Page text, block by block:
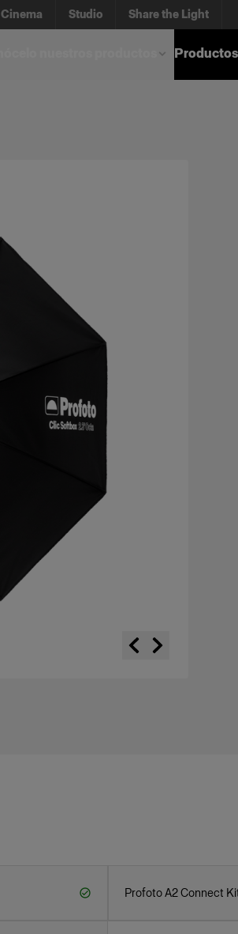
Cinema Studio Share the Light
Profoto A2 Connect